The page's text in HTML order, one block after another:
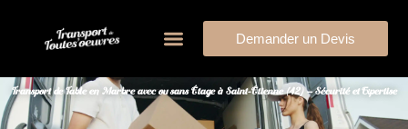
Demander un Devis
Transport de Table en Marbre avec ou sans Étage à Saint-Étienne (42) – Sécurité et Expertise